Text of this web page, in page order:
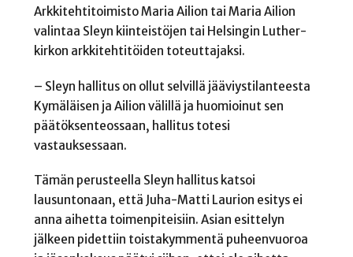
Arkkitehtitoimisto Maria Ailion tai Maria Ailion
valintaa Sleyn kiinteistöjen tai Helsingin Luther-
kirkon arkkitehtitöiden toteuttajaksi.
– Sleyn hallitus on ollut selvillä jääviystilanteesta
Kymäläisen ja Ailion välillä ja huomioinut sen
päätöksenteossaan, hallitus totesi
vastauksessaan.
Tämän perusteella Sleyn hallitus katsoi
lausuntonaan, että Juha-Matti Laurion esitys ei
anna aihetta toimenpiteisiin. Asian esittelyn
jälkeen pidettiin toistakymmentä puheenvuoroa